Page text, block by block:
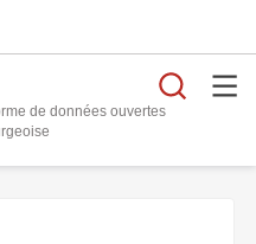
de données ouvertes